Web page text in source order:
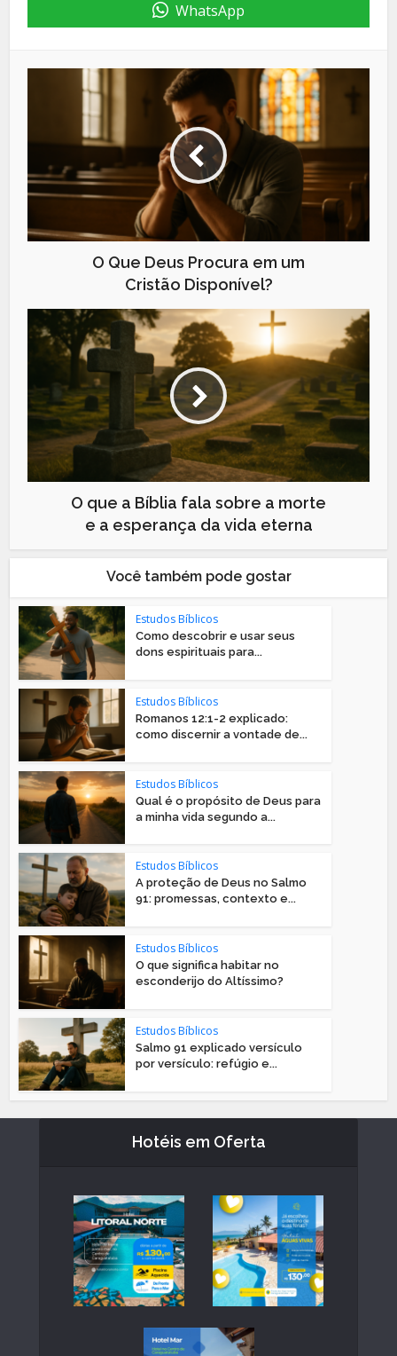
WhatsApp
O Que Deus Procura em um
Cristão Disponível?
O que a Bíblia fala sobre a morte
e a esperança da vida eterna
Você também pode gostar
Estudos Bíblicos
Como descobrir e usar seus
dons espirituais para...
Estudos Bíblicos
Romanos 12:1-2 explicado:
como discernir a vontade de...
Estudos Bíblicos
Qual é o propósito de Deus para
a minha vida segundo a...
Estudos Bíblicos
A proteção de Deus no Salmo
91: promessas, contexto e...
Estudos Bíblicos
O que significa habitar no
esconderijo do Altíssimo?
Estudos Bíblicos
Salmo 91 explicado versículo
por versículo: refúgio e...
Hotéis em Oferta